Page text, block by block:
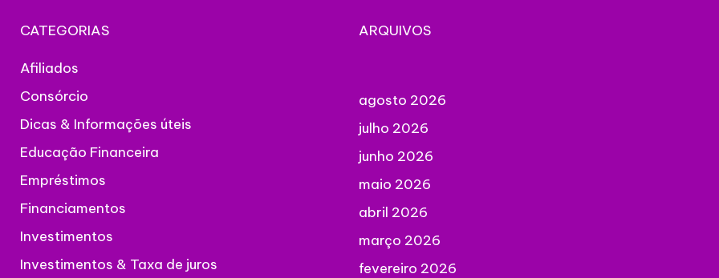
CATEGORIAS
Afiliados
Consórcio
Dicas & Informações úteis
Educação Financeira
Empréstimos
Financiamentos
Investimentos
Investimentos & Taxa de juros
ARQUIVOS
agosto 2026
julho 2026
junho 2026
maio 2026
abril 2026
março 2026
fevereiro 2026